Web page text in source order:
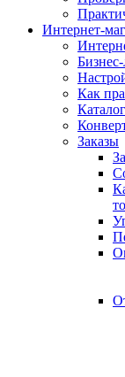
Интернет-
Как
Заказы